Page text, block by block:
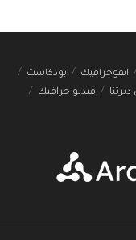
انفوجرافيك
بودكاست
فيديو جرافيك